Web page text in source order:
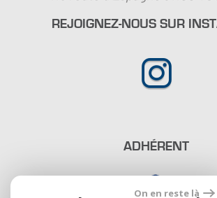
REJOIGNEZ-NOUS SUR
ADHÉRENT
On en reste là